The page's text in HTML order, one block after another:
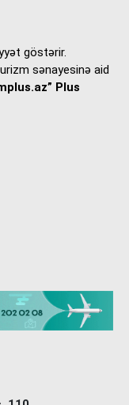
göstərir.
sənayesinə aid
Plus